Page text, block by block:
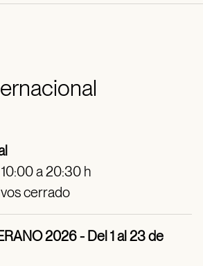
a 20:30 h
cerrado
2026 - Del 1 al 23 de